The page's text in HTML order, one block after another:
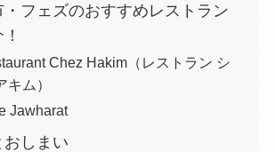
フェズのおすすめレストラン
Chez Hakim（レストラン シ
キム）
Jawharat
おしまい